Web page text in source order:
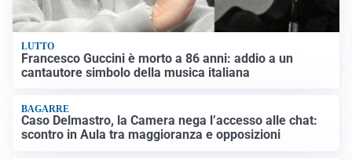
LUTTO
Francesco Guccini è morto a 86 anni: addio a un
cantautore simbolo della musica italiana
BAGARRE
Caso Delmastro, la Camera nega l’accesso alle chat:
scontro in Aula tra maggioranza e opposizioni